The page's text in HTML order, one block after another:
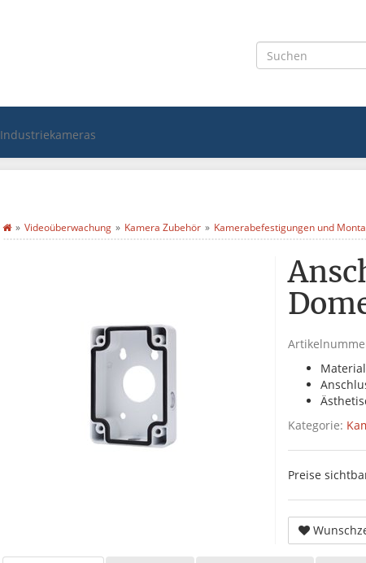
Industriekameras
Videoüberwachung Kamera Zubehör Kamerabefestigungen und
Kategorie:
Preise